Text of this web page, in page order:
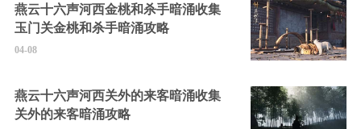
燕云十六声河西金桃和杀手暗涌收集
玉门关金桃和杀手暗涌攻略
04-08
燕云十六声河西关外的来客暗涌收集
关外的来客暗涌攻略